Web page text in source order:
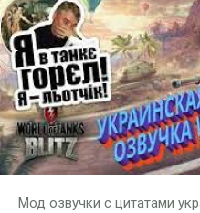
Мод озвучки с цитатами